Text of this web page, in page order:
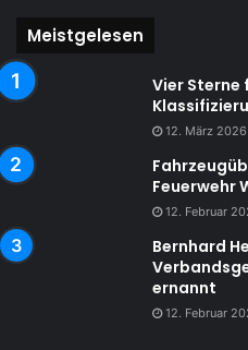
Meistgelesen
Vier Sterne
12. März 2026
Feuerwehr
12. Februar
Bernhard
ernannt
12. Februar